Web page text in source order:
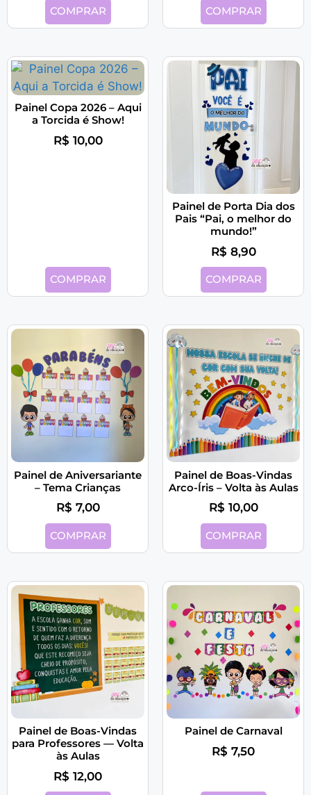
COMPRAR COMPRAR
Painel Copa 2026 – Aqui
a Torcida é Show!
R$ 10,00
COMPRAR
Painel de Porta Dia dos
Pais “Pai, o melhor do
mundo!”
R$ 8,90
COMPRAR
Painel de Aniversariante
– Tema Crianças
R$ 7,00
COMPRAR
Painel de Boas-Vindas
Arco-Íris – Volta às Aulas
R$ 10,00
COMPRAR
Painel de Boas-Vindas
para Professores — Volta
às Aulas
R$ 12,00
Painel de Carnaval
R$ 7,50